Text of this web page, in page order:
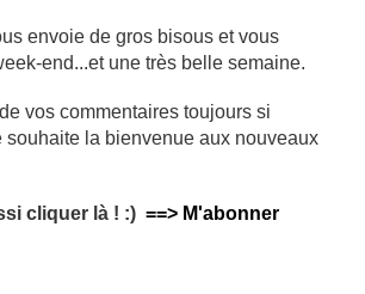
envoie de gros bisous et vous
end...et une très belle semaine.
vos commentaires toujours si
souhaite la bienvenue aux nouveaux
cliquer là ! :) ==> M'abonner